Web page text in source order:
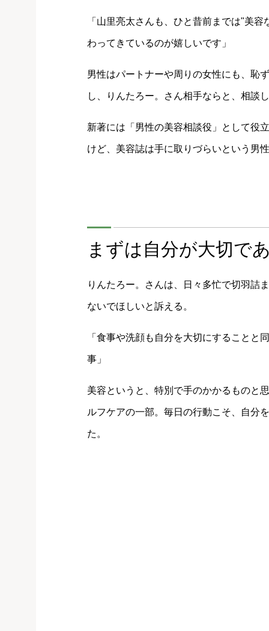
「山里亮太さんも、ひと昔前までは"美
わってきているのが嬉しいです」
男性はパートナーや周りの女性にも、恥
し、りんたろー。さん相手ならと、相談
新著には「男性の美容相談役」として役
けど、美容誌は手に取りづらいという男
まずは自分が大切で
りんたろー。さんは、日々多忙で切羽詰
ないでほしいと訴える。
「食事や洗顔も自分を大切にすることと
事」
美容というと、特別で手のかかるものと
ルフケアの一部。毎日の行動こそ、自分
た。